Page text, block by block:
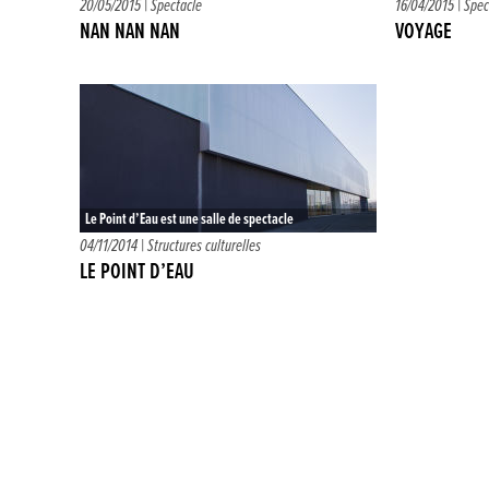
partager…
20/05/2015 |Spectacle
NAN NAN NAN
invitation à
16/04/2015 |
VOYAGE
Le Point d’Eau est une salle de spectacle
pluridisciplinaire située à Ostwald, au sud de
Strasbourg. Ouverte depuis plus de…
04/11/2014 |Structures culturelles
LE POINT D’EAU